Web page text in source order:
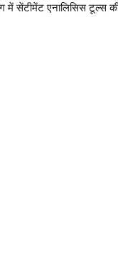
में सेंटीमेंट एनालिसिस टूल्स